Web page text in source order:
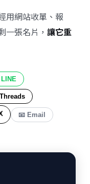
用網站收單、報
一張名片， 讓它重
📧 Email